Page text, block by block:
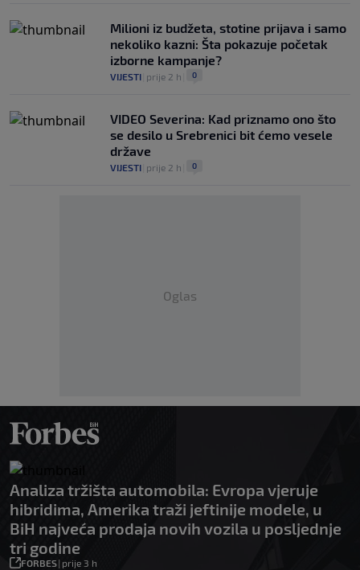
Milioni iz budžeta, stotine prijava i samo
nekoliko kazni: Šta pokazuje početak
izborne kampanje?
VIJESTI prije 2 h 0
VIDEO Severina: Kad priznamo ono što
se desilo u Srebrenici bit ćemo vesele
države
VIJESTI prije 2 h 0
Oglas
Analiza tržišta automobila: Evropa vjeruje
hibridima, Amerika traži jeftinije modele, u
BiH najveća prodaja novih vozila u posljednje
tri godine
FORBES| prije 3 h